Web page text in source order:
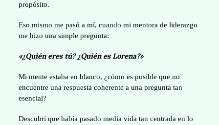
propósito.
Eso mismo me pasó a mí, cuando mi mentora de liderazgo
me hizo una simple pregunta:
«¿Quién eres tú? ¿Quién es Lorena?»
Mi mente estaba en blanco, ¿cómo es posible que no
encuentre una respuesta coherente a una pregunta tan
esencial?
Descubrí que había pasado media vida tan centrada en lo